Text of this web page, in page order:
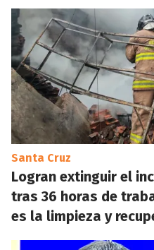
Santa Cruz
Logran extinguir el
tras 36 horas de
es la limpieza y